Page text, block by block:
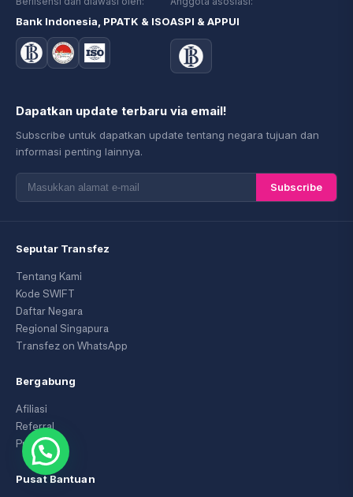
Bank Indonesia, PPATK & ISOASPI & APPUI
Dapatkan update terbaru via email!
Subscribe untuk dapatkan update tentang negara tujuan dan
informasi penting lainnya.
Subscribe
Seputar Transfez
Tentang Kami
Kode SWIFT
Daftar Negara
Regional Singapura
Transfez on WhatsApp
Bergabung
Afiliasi
Referral
Promo
Pusat Bantuan